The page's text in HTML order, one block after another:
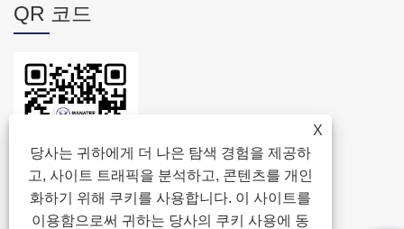
X
당사는 귀하에게 더 나은 탐색 경험을 제공하
고, 사이트 트래픽을 분석하고, 콘텐츠를 개인
화하기 위해 쿠키를 사용합니다. 이 사이트를
이용함으로써 귀하는 당사의 쿠키 사용에 동
QR 코드